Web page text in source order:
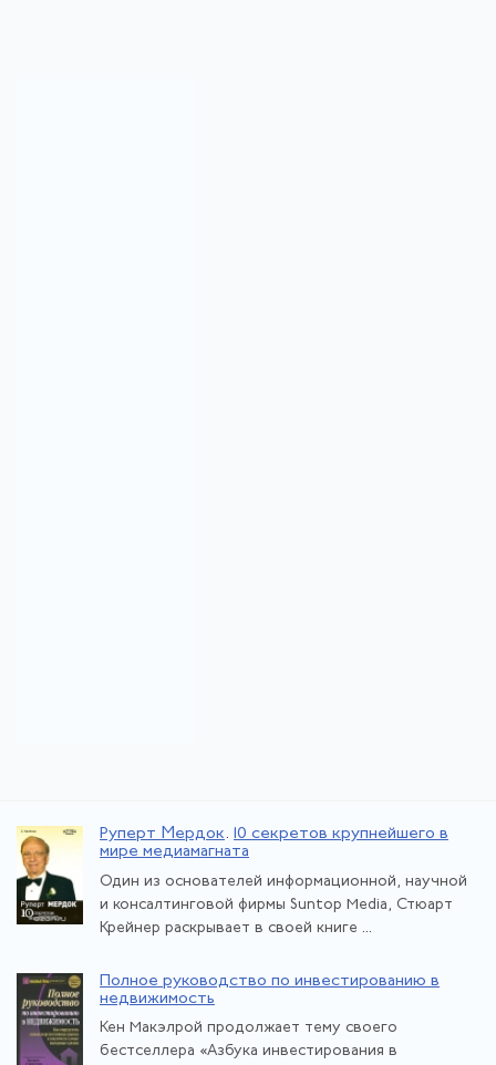
Руперт Мердок. 10 секретов крупнейшего в
мире медиамагната
Один из основателей информационной, научной
и консалтинговой фирмы Suntop Media, Стюарт
Крейнер раскрывает в своей книге ...
Полное руководство по инвестированию в
недвижимость
Кен Макэлрой продолжает тему своего
бестселлера «Азбука инвестирования в